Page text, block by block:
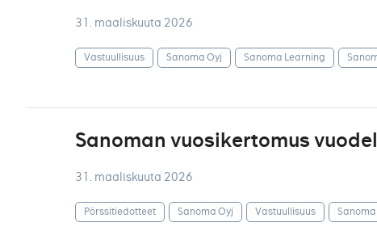
31. maaliskuuta 2026
Vastuullisuus Sanoma Oyj Sanoma Learning
Sanoman vuosikertomus
31. maaliskuuta 2026
Pörssitiedotteet Sanoma Oyj Vastuullisuus